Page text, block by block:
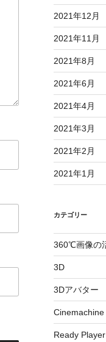
2021年12月
2021年11月
2021年8月
2021年6月
2021年4月
2021年3月
2021年2月
2021年1月
カテゴリー
360℃画像の
3D
3Dアバター
Cinemachine
Ready